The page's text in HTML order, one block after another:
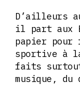
D’ailleurs
il part aux
papier
sportive à
faits
musique, du